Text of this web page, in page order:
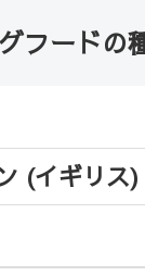
フードの
(イギリス)